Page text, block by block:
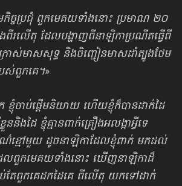
មកិច្ចប្រជុំ ពួកមេគយទាំងនោះ ប្រមាណ ២០
ងពីរលើតុ ដែលបង្ហាញពីនាឡិកាប្រណីតធ្វើពី
ក្រាស់មាសសុទ្ធ និងចិញ្ជៀនមាសដាំត្បូងថែម
ស់ពួកគេ។»
ញុំចាប់ផ្តើមនិយាយ ហើយខ្ញុំក៏បានដាក់ដៃ
និងដៃ ខ្ញុំគ្មានពាក់គ្រឿងអលង្កាអ្វីទេ
ណ៌ខ្មៅមួយ ដូចនាឡិកាដែលខ្ញុំពាក់ មកដល់
ែលពួកមេគយទាំងនោះ ឃើញនាឡិកាដ៏
តែពួកគេដកដៃគេ ពីលើតុ យកទៅដាក់